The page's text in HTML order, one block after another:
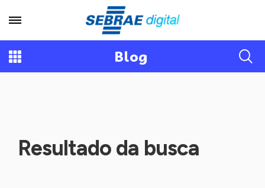
Blog
Resultado da busca